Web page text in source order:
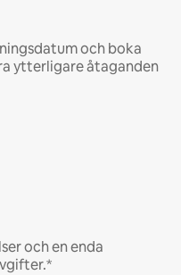
och boka
ytterligare åtaganden
och en enda